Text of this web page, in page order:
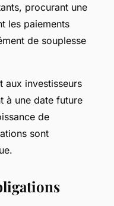
procurant une
les paiements
de souplesse
aux investisseurs
à une date future
de
sont